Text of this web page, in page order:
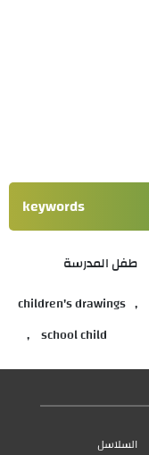
keywords
طفل المدرسة
children's drawings
school child
السلاسل